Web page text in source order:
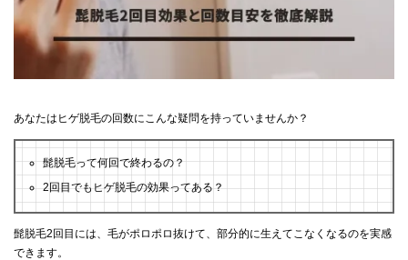
あなたはヒゲ脱毛の回数にこんな疑問を持っていませんか？
髭脱毛って何回で終わるの？
2回目でもヒゲ脱毛の効果ってある？
髭脱毛2回目には、毛がポロポロ抜けて、部分的に生えてこなくなるのを実感
できます。